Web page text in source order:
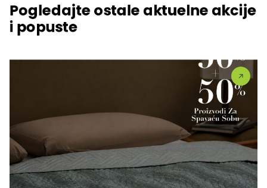
Pogledajte ostale aktuelne akcije
i popuste